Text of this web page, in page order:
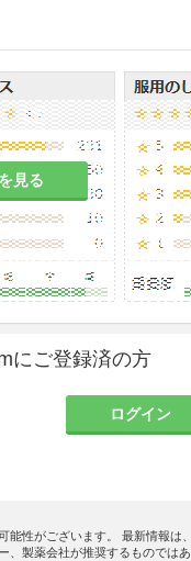
断される場合を除
、真菌性眼疾患又は
治療上の有益性が危
長期・頻回使用を避
小児等を対象とした
見る
にご登録済の方
ログイン
性がございます。 最新情報は
製薬会社が推奨するものではあ